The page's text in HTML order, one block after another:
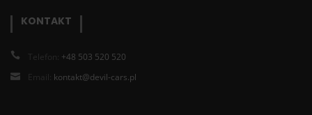
KONTAKT
Telefon: +48 503 520 520
Email: kontakt@devil-cars.pl